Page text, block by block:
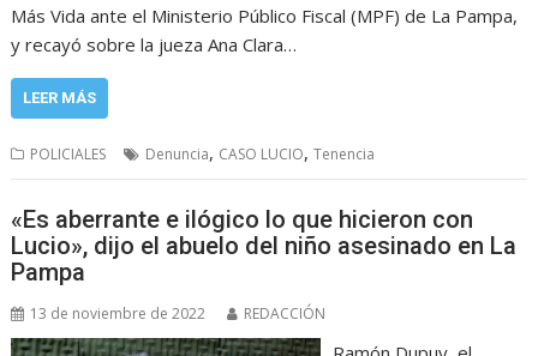
Más Vida ante el Ministerio Público Fiscal (MPF) de La Pampa,
y recayó sobre la jueza Ana Clara…
LEER MÁS
POLICIALES Denuncia, CASO LUCIO,Tenencia
«Es aberrante e ilógico lo que hicieron con
Lucio», dijo el abuelo del niño asesinado en La
Pampa
13 de noviembre de 2022 REDACCIÓN